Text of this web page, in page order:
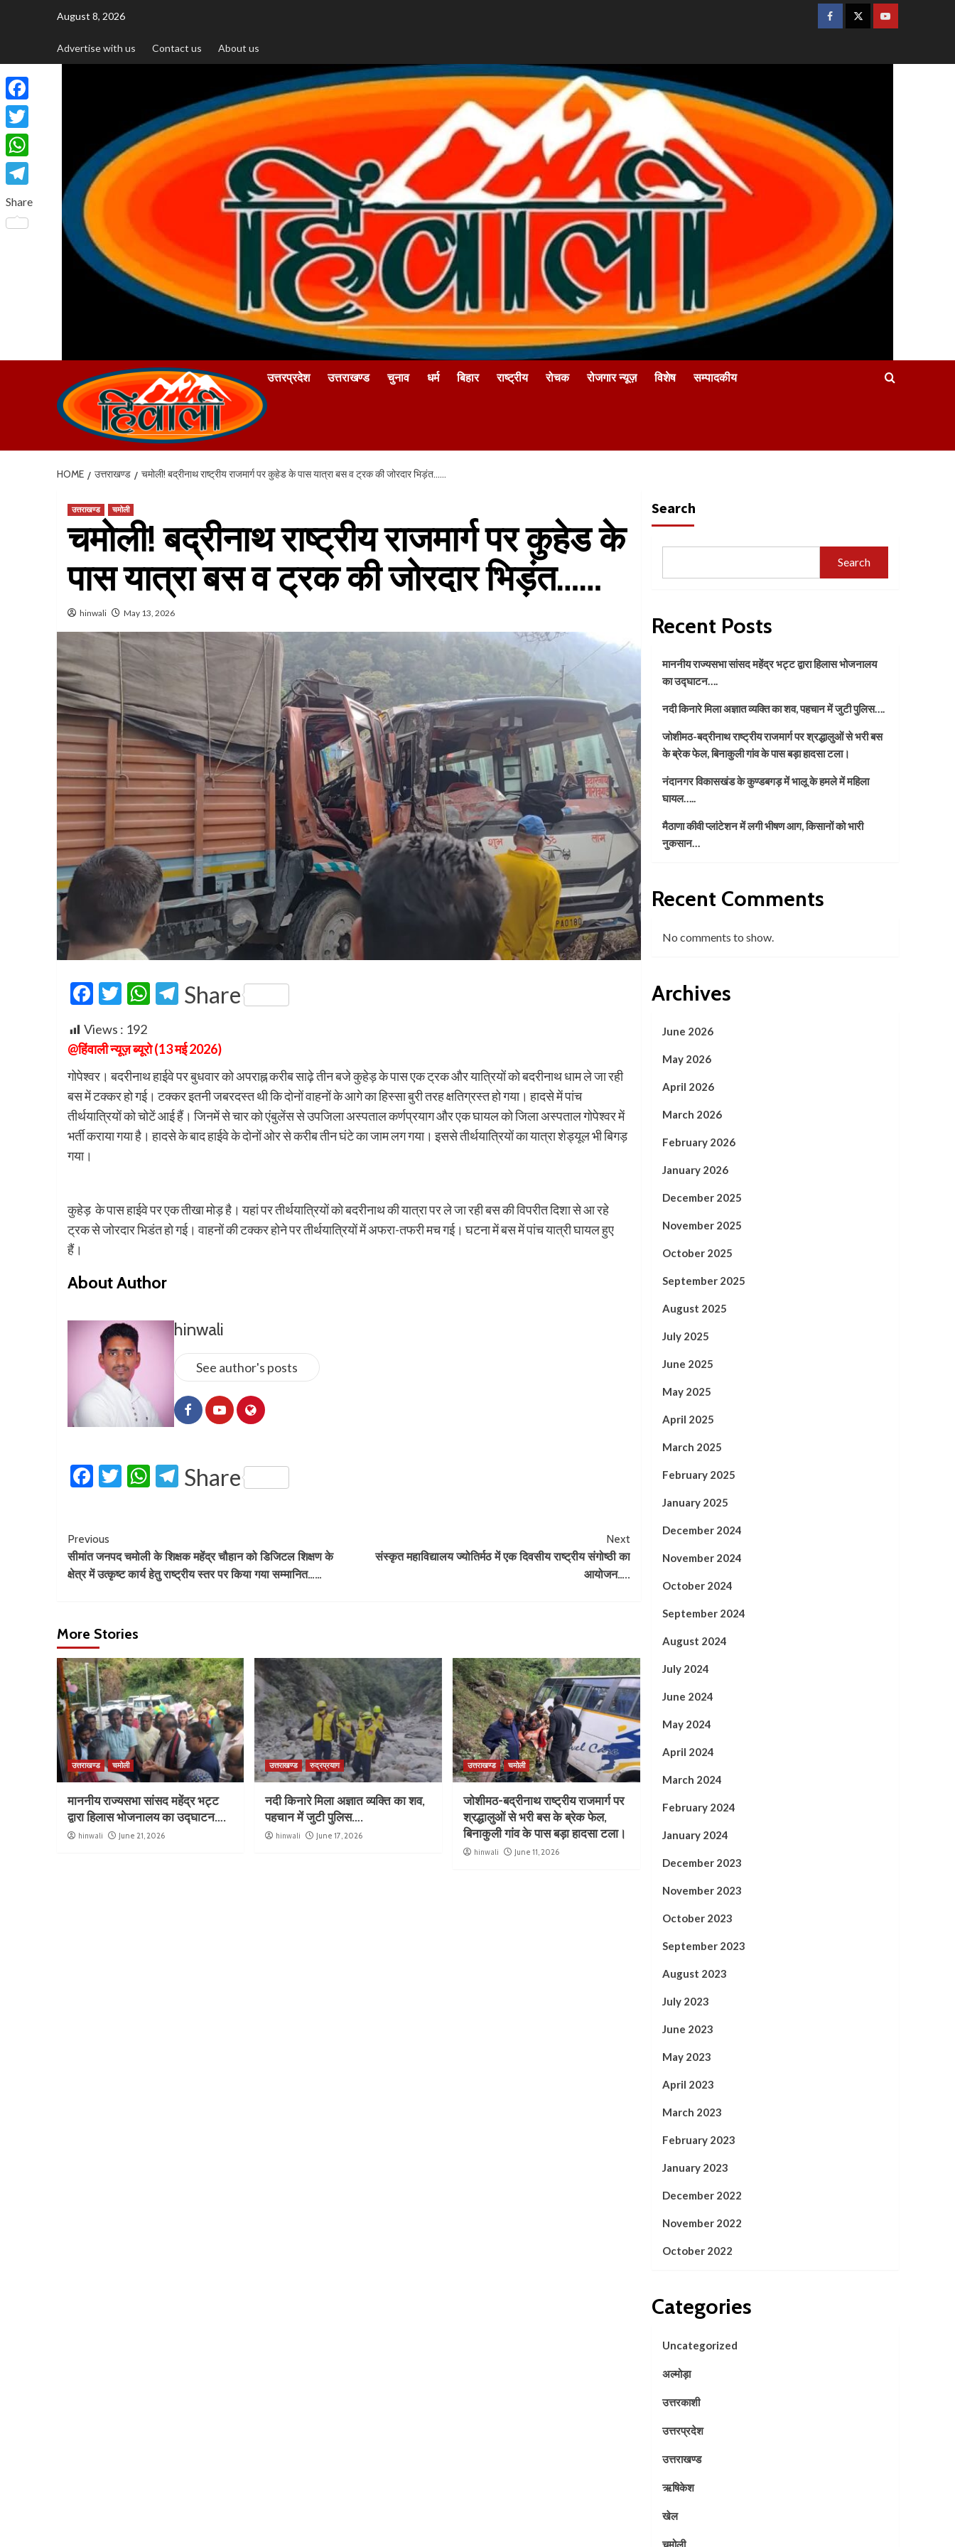
August 8, 2026
Advertise with us Contact us About us
उत्तरप्रदेश उत्तराखण्ड चुनाव धर्म बिहार राष्ट्रीय रोचक रोजगार न्यूज़ विशेष सम्पादकीय
HOME उत्तराखण्ड चमोली! बद्रीनाथ राष्ट्रीय राजमार्ग पर कुहेड के पास यात्रा बस व ट्रक की जोरदार भिड़ंत……
उत्तराखण्ड चमोली
चमोली! बद्रीनाथ राष्ट्रीय राजमार्ग पर कुहेड के
पास यात्रा बस व ट्रक की जोरदार भिड़ंत……
hinwali May 13, 2026
Facebook
Twitter
WhatsApp
Telegram
Share
Views : 192
@हिंवाली न्यूज़ ब्यूरो (13 मई 2026)
गोपेश्वर। बदरीनाथ हाईवे पर बुधवार को अपराह्न करीब साढ़े तीन बजे कुहेड़ के पास एक ट्रक और यात्रियों को बदरीनाथ धाम ले जा रही
बस में टक्कर हो गई। टक्कर इतनी जबरदस्त थी कि दोनों वाहनों के आगे का हिस्सा बुरी तरह क्षतिग्रस्त हो गया। हादसे में पांच
तीर्थयात्रियों को चोटें आई हैं। जिनमें से चार को एंबुलेंस से उपजिला अस्पताल कर्णप्रयाग और एक घायल को जिला अस्पताल गोपेश्वर में
भर्ती कराया गया है। हादसे के बाद हाईवे के दोनों ओर से करीब तीन घंटे का जाम लग गया। इससे तीर्थयात्रियों का यात्रा शेड्यूल भी बिगड़
गया।
कुहेड़ के पास हाईवे पर एक तीखा मोड़ है। यहां पर तीर्थयात्रियों को बदरीनाथ की यात्रा पर ले जा रही बस की विपरीत दिशा से आ रहे
ट्रक से जोरदार भिडंत हो गई। वाहनों की टक्कर होने पर तीर्थयात्रियों में अफरा-तफरी मच गई। घटना में बस में पांच यात्री घायल हुए
हैं।
About Author
hinwali
See author's posts
Facebook
Twitter
WhatsApp
Telegram
Share
Previous
सीमांत जनपद चमोली के शिक्षक महेंद्र चौहान को डिजिटल शिक्षण के
क्षेत्र में उत्कृष्ट कार्य हेतु राष्ट्रीय स्तर पर किया गया सम्मानित……
Next
संस्कृत महाविद्यालय ज्योतिर्मठ में एक दिवसीय राष्ट्रीय संगोष्ठी का
आयोजन…..
More Stories
उत्तराखण्ड चमोली
माननीय राज्यसभा सांसद महेंद्र भट्ट
द्वारा हिलास भोजनालय का उद्घाटन….
hinwali June 21, 2026
उत्तराखण्ड रुद्रप्रयाग
नदी किनारे मिला अज्ञात व्यक्ति का शव,
पहचान में जुटी पुलिस….
hinwali June 17, 2026
उत्तराखण्ड चमोली
जोशीमठ-बद्रीनाथ राष्ट्रीय राजमार्ग पर
श्रद्धालुओं से भरी बस के ब्रेक फेल,
बिनाकुली गांव के पास बड़ा हादसा टला।
hinwali June 11, 2026
Search
Search
Recent Posts
माननीय राज्यसभा सांसद महेंद्र भट्ट द्वारा हिलास भोजनालय
का उद्घाटन….
नदी किनारे मिला अज्ञात व्यक्ति का शव, पहचान में जुटी पुलिस….
जोशीमठ-बद्रीनाथ राष्ट्रीय राजमार्ग पर श्रद्धालुओं से भरी बस
के ब्रेक फेल, बिनाकुली गांव के पास बड़ा हादसा टला।
नंदानगर विकासखंड के कुण्डबगड़ में भालू के हमले में महिला
घायल…..
मैठाणा कीवी प्लांटेशन में लगी भीषण आग, किसानों को भारी
नुकसान…
Recent Comments
No comments to show.
Archives
June 2026
May 2026
April 2026
March 2026
February 2026
January 2026
December 2025
November 2025
October 2025
September 2025
August 2025
July 2025
June 2025
May 2025
April 2025
March 2025
February 2025
January 2025
December 2024
November 2024
October 2024
September 2024
August 2024
July 2024
June 2024
May 2024
April 2024
March 2024
February 2024
January 2024
December 2023
November 2023
October 2023
September 2023
August 2023
July 2023
June 2023
May 2023
April 2023
March 2023
February 2023
January 2023
December 2022
November 2022
October 2022
Categories
Uncategorized
अल्मोड़ा
उत्तरकाशी
उत्तरप्रदेश
उत्तराखण्ड
ऋषिकेश
खेल
चमोली
Facebook
Twitter
WhatsApp
Telegram
Share